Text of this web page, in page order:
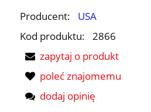
Producent:
USA
Kod produktu:
2866
zapytaj o produkt
poleć znajomemu
dodaj opinię